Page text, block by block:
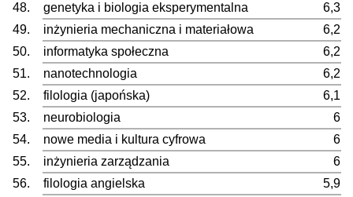
48.
genetyka i biologia eksperymentalna
6,3
49.
inżynieria mechaniczna i materiałowa
6,2
50.
informatyka społeczna
6,2
51.
nanotechnologia
6,2
52.
filologia (japońska)
6,1
53.
neurobiologia
6
54.
nowe media i kultura cyfrowa
6
55.
inżynieria zarządzania
6
56.
filologia angielska
5,9